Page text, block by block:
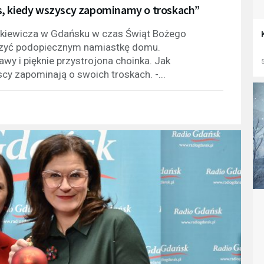
kiedy wszyscy zapominamy o troskach”
w Gdańsku w czas Świąt Bożego
podopiecznym namiastkę domu.
i pięknie przystrojona choinka. Jak
zapominają o swoich troskach. -...